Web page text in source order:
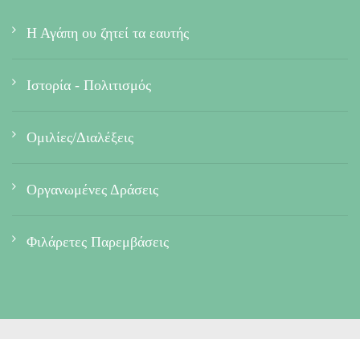
Η Αγάπη ου ζητεί τα εαυτής
Ιστορία - Πολιτισμός
Ομιλίες/Διαλέξεις
Οργανωμένες Δράσεις
Φιλάρετες Παρεμβάσεις